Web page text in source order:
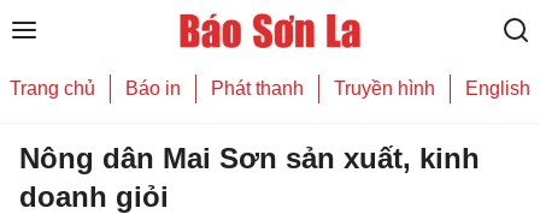
Trang chủ Báo in Phát thanh Truyền hình English
Nông dân Mai Sơn sản xuất, kinh
doanh giỏi